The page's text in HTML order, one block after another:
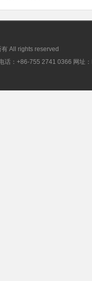
All rights reserved
话：+86-755 2741 0366 网址